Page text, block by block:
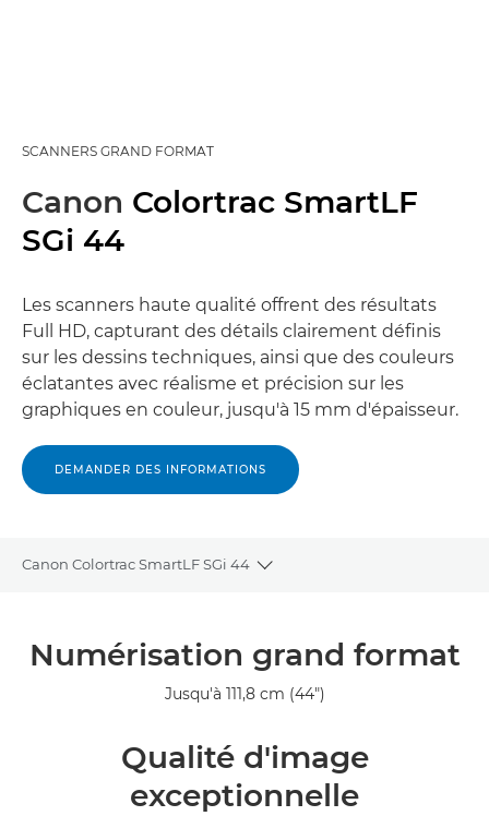
SCANNERS GRAND FORMAT
Canon Colortrac SmartLF
SGi 44
Les scanners haute qualité offrent des résultats
Full HD, capturant des détails clairement définis
sur les dessins techniques, ainsi que des couleurs
éclatantes avec réalisme et précision sur les
graphiques en couleur, jusqu'à 15 mm d'épaisseur.
DEMANDER DES INFORMATIONS
Canon Colortrac SmartLF SGi 44
Toggle breadcrumbs
Numérisation grand format
Jusqu'à 111,8 cm (44")
Qualité d'image
exceptionnelle